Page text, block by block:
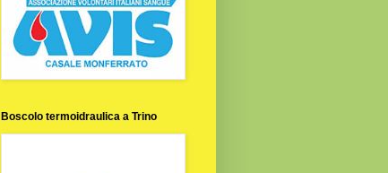
Boscolo termoidraulica a Trino